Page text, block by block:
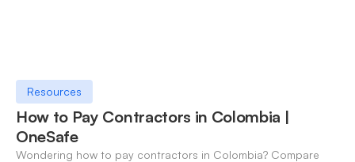
Resources
How to Pay Contractors in Colombia |
OneSafe
Wondering how to pay contractors in Colombia? Compare